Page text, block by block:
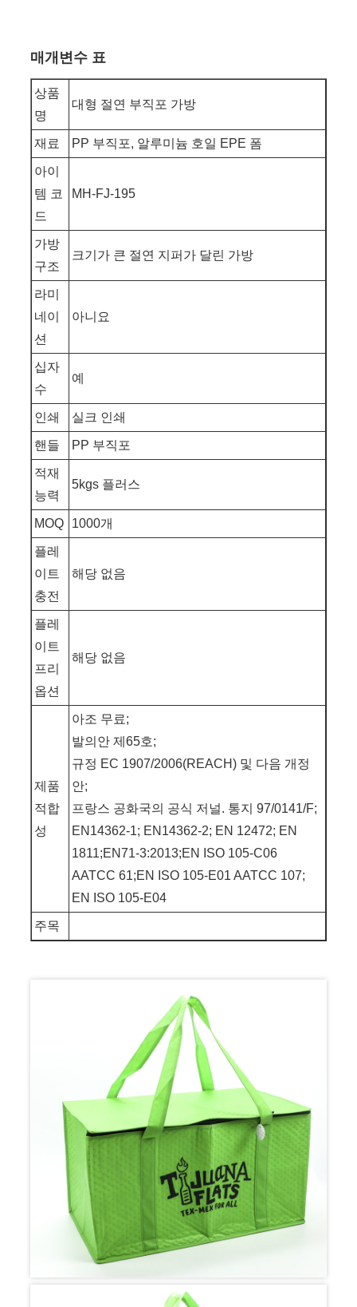
매개변수 표
상품
명
대형 절연 부직포 가방
재료 PP 부직포, 알루미늄 호일 EPE 폼
아이
템 코
드
MH-FJ-195
가방
구조
크기가 큰 절연 지퍼가 달린 가방
라미
네이
션
아니요
십자
수
예
인쇄 실크 인쇄
핸들 PP 부직포
적재
능력
5kgs 플러스
MOQ 1000개
플레
이트
충전
해당 없음
플레
이트
프리
옵션
해당 없음
제품
적합
성
아조 무료;
발의안 제65호;
규정 EC 1907/2006(REACH) 및 다음 개정
안;
프랑스 공화국의 공식 저널. 통지 97/0141/F;
EN14362-1; EN14362-2; EN 12472; EN
1811;EN71-3:2013;EN ISO 105-C06
AATCC 61;EN ISO 105-E01 AATCC 107;
EN ISO 105-E04
주목